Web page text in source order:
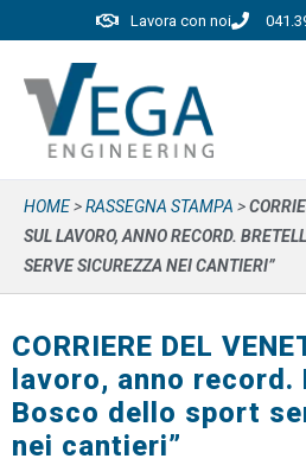
Lavora con noi
HOME>RASSEGNA STAMPA >
SUL LAVORO, ANNO RECORD.
SERVE SICUREZZA NEI CANTIERI”
CORRIERE DEL
lavoro, anno record.
Bosco dello sport
nei cantieri”